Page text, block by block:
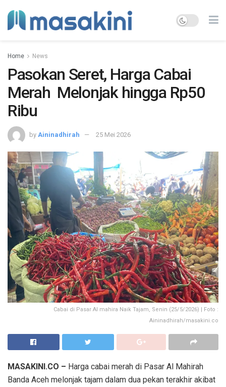
Home News
Pasokan Seret, Harga Cabai
Merah Melonjak hingga Rp50
Ribu
by Aininadhirah 25 Mei 2026
Cabai di Pasar Al mahira Naik Tajam, Senin (25/5/2026) | Foto :
Aininadhirah/masakini.co
MASAKINI.CO – Harga cabai merah di Pasar Al Mahirah
Banda Aceh melonjak tajam dalam dua pekan terakhir akibat